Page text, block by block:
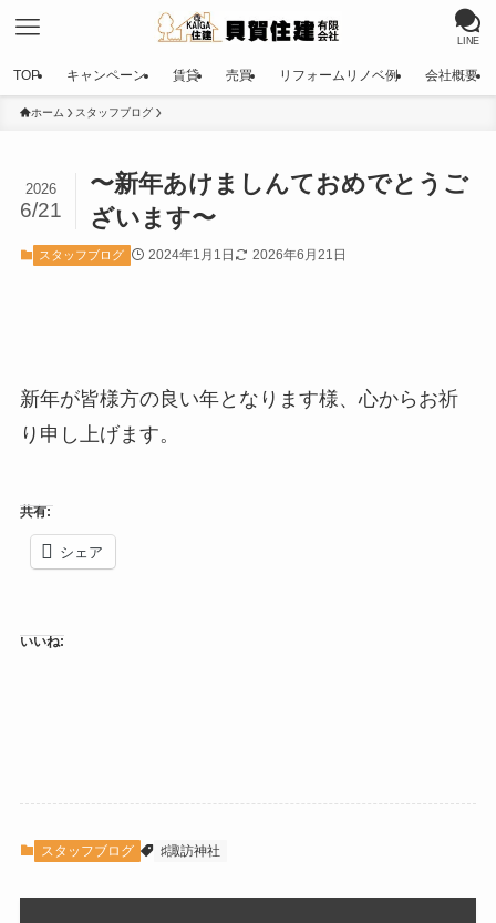
LINE
TOP キャンペーン 賃貸 売買 リフォームリノベ例 会社概要
ホーム スタッフブログ
〜新年あけましんておめでとうご
ざいます〜
2026
6/21
スタッフブログ 2024年1月1日 2026年6月21日
新年が皆様方の良い年となります様、心からお祈
り申し上げます。
共有:
シェア
いいね:
スタッフブログ ♯諏訪神社